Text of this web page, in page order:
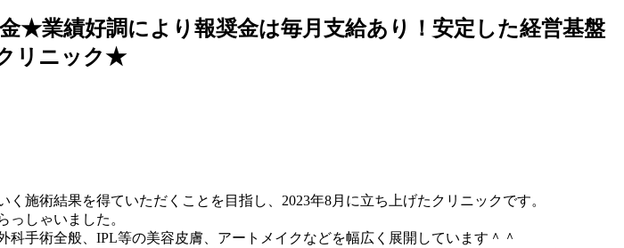
金★業績好調により報奨金は毎月支給あり！安定した経営基盤
リニック★
施術結果を得ていただくことを目指し、2023年8月に立ち上げたクリニックです。
っしゃいました。
手術全般、IPL等の美容皮膚、アートメイクなどを幅広く展開しています＾＾